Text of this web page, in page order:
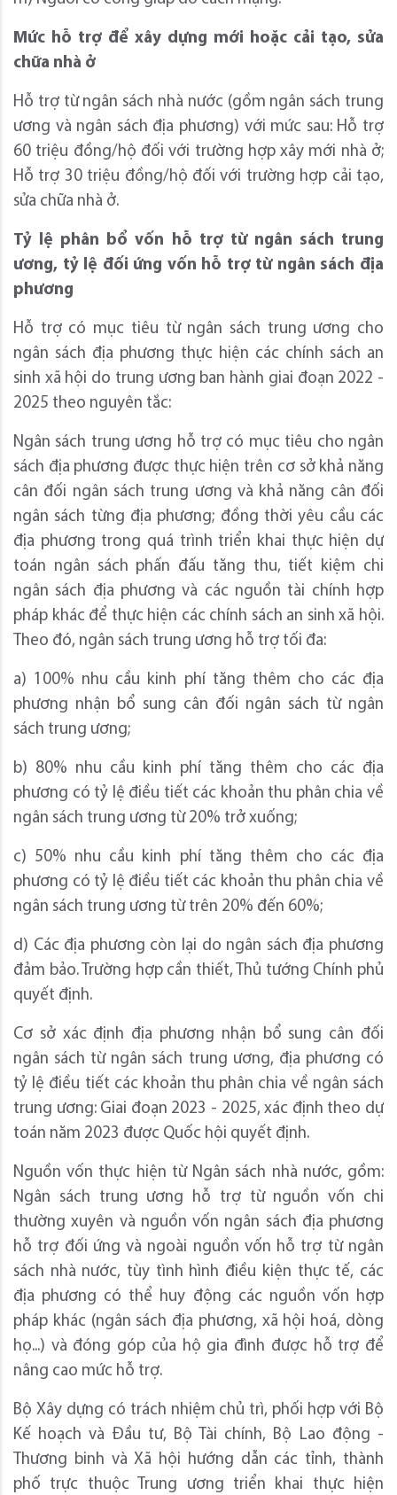
Mức hỗ trợ để xây dựng mới hoặc cải tạo, sửa
chữa nhà ở
Hỗ trợ từ ngân sách nhà nước (gồm ngân sách trung
ương và ngân sách địa phương) với mức sau: Hỗ trợ
60 triệu đồng/hộ đối với trường hợp xây mới nhà ở;
Hỗ trợ 30 triệu đồng/hộ đối với trường hợp cải tạo,
sửa chữa nhà ở.
Tỷ lệ phân bổ vốn hỗ trợ từ ngân sách trung
ương, tỷ lệ đối ứng vốn hỗ trợ từ ngân sách địa
phương
Hỗ trợ có mục tiêu từ ngân sách trung ương cho
ngân sách địa phương thực hiện các chính sách an
sinh xã hội do trung ương ban hành giai đoạn 2022 -
2025 theo nguyên tắc:
Ngân sách trung ương hỗ trợ có mục tiêu cho ngân
sách địa phương được thực hiện trên cơ sở khả năng
cân đối ngân sách trung ương và khả năng cân đối
ngân sách từng địa phương; đồng thời yêu cầu các
địa phương trong quá trình triển khai thực hiện dự
toán ngân sách phấn đấu tăng thu, tiết kiệm chi
ngân sách địa phương và các nguồn tài chính hợp
pháp khác để thực hiện các chính sách an sinh xã hội.
Theo đó, ngân sách trung ương hỗ trợ tối đa:
a) 100% nhu cầu kinh phí tăng thêm cho các địa
phương nhận bổ sung cân đối ngân sách từ ngân
sách trung ương;
b) 80% nhu cầu kinh phí tăng thêm cho các địa
phương có tỷ lệ điều tiết các khoản thu phân chia về
ngân sách trung ương từ 20% trở xuống;
c) 50% nhu cầu kinh phí tăng thêm cho các địa
phương có tỷ lệ điều tiết các khoản thu phân chia về
ngân sách trung ương từ trên 20% đến 60%;
d) Các địa phương còn lại do ngân sách địa phương
đảm bảo. Trường hợp cần thiết, Thủ tướng Chính phủ
quyết định.
Cơ sở xác định địa phương nhận bổ sung cân đối
ngân sách từ ngân sách trung ương, địa phương có
tỷ lệ điều tiết các khoản thu phân chia về ngân sách
trung ương: Giai đoạn 2023 - 2025, xác định theo dự
toán năm 2023 được Quốc hội quyết định.
Nguồn vốn thực hiện từ Ngân sách nhà nước, gồm:
Ngân sách trung ương hỗ trợ từ nguồn vốn chi
thường xuyên và nguồn vốn ngân sách địa phương
hỗ trợ đối ứng và ngoài nguồn vốn hỗ trợ từ ngân
sách nhà nước, tùy tình hình điều kiện thực tế, các
địa phương có thể huy động các nguồn vốn hợp
pháp khác (ngân sách địa phương, xã hội hoá, dòng
họ...) và đóng góp của hộ gia đình được hỗ trợ để
nâng cao mức hỗ trợ.
Bộ Xây dựng có trách nhiệm chủ trì, phối hợp với Bộ
Kế hoạch và Đầu tư, Bộ Tài chính, Bộ Lao động -
Thương binh và Xã hội hướng dẫn các tỉnh, thành
phố trực thuộc Trung ương triển khai thực hiện